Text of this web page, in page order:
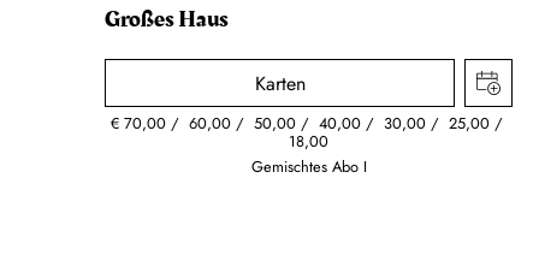
Großes Haus
Karten
€ 70,00 60,00 50,00 40,00 30,00 25,00
18,00
Gemischtes Abo I